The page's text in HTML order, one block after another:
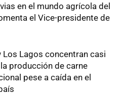
en el mundo agrícola del
el Vice-presidente de
Los Lagos concentran casi
producción de carne
pese a caída en el